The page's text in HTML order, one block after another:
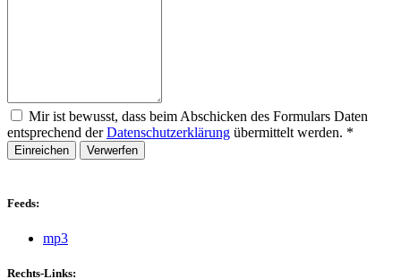
Mir ist bewusst, dass beim Abschicken des Formulars Daten
entsprechend derDatenschutzerklärung übermittelt werden. *
Einreichen Verwerfen
Feeds:
mp3
Rechts-Links: